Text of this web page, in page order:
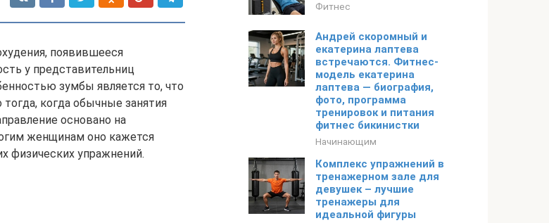
появившееся
у представительниц
зумбы является то, что
когда обычные занятия
основано на
женщинам оно кажется
физических упражнений.
Фитнес
Андрей скоромный и
екатерина лаптева
встречаются. Фитнес-
модель екатерина
лаптева — биография,
фото, программа
тренировок и питания
фитнес бикинистки
Начинающим
Комплекс упражнений в
тренажерном зале для
девушек – лучшие
тренажеры для
идеальной фигуры